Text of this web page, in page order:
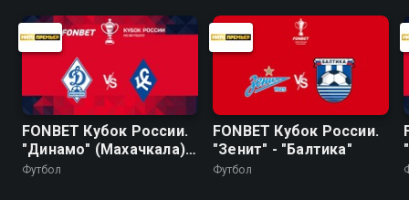
FONBET Кубок России.
"Динамо" (Махачкала) -
"Крылья Советов"
Футбол
FONBET Кубок России.
"Зенит" - "Балтика"
Футбол